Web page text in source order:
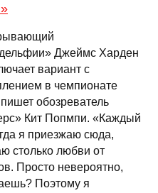
Джеймс Харден
вариант с
в чемпионате
обозреватель
Кит Попмпи. «Каждый
я приезжаю сюда,
столько любви от
Просто невероятно,
Поэтому я